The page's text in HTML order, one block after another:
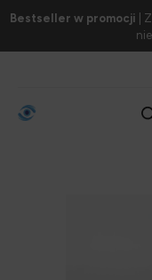
Bestseller w promocji |